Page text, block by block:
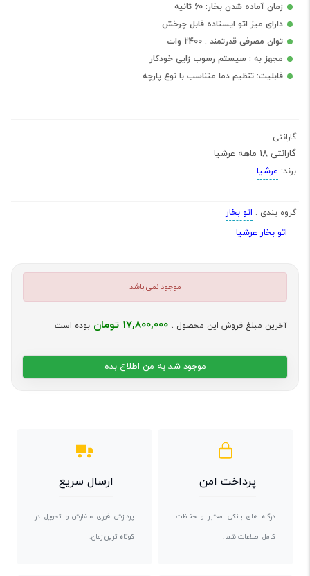
زمان آماده شدن بخار: 60 ثانیه
دارای میز اتو ایستاده قابل چرخش
توان مصرفی قدرتمند : 2400 وات
مجهز به : سیستم رسوب زایی خودکار
قابلیت: تنظیم دما متناسب با نوع پارچه
گارانتی
گارانتی 18 ماهه عرشیا
برند: عرشیا
گروه بندی : اتو بخار
اتو بخار عرشیا
موجود نمی باشد
آخرین مبلغ فروش این محصول ، 17,800,000 تومان بوده است
موجود شد به من اطلاع بده
پرداخت امن
درگاه های بانکی معتبر و حفاظت
کامل اطلاعات شما.
ارسال سریع
پردازش فوری سفارش و تحویل در
کوتاه ترین زمان.